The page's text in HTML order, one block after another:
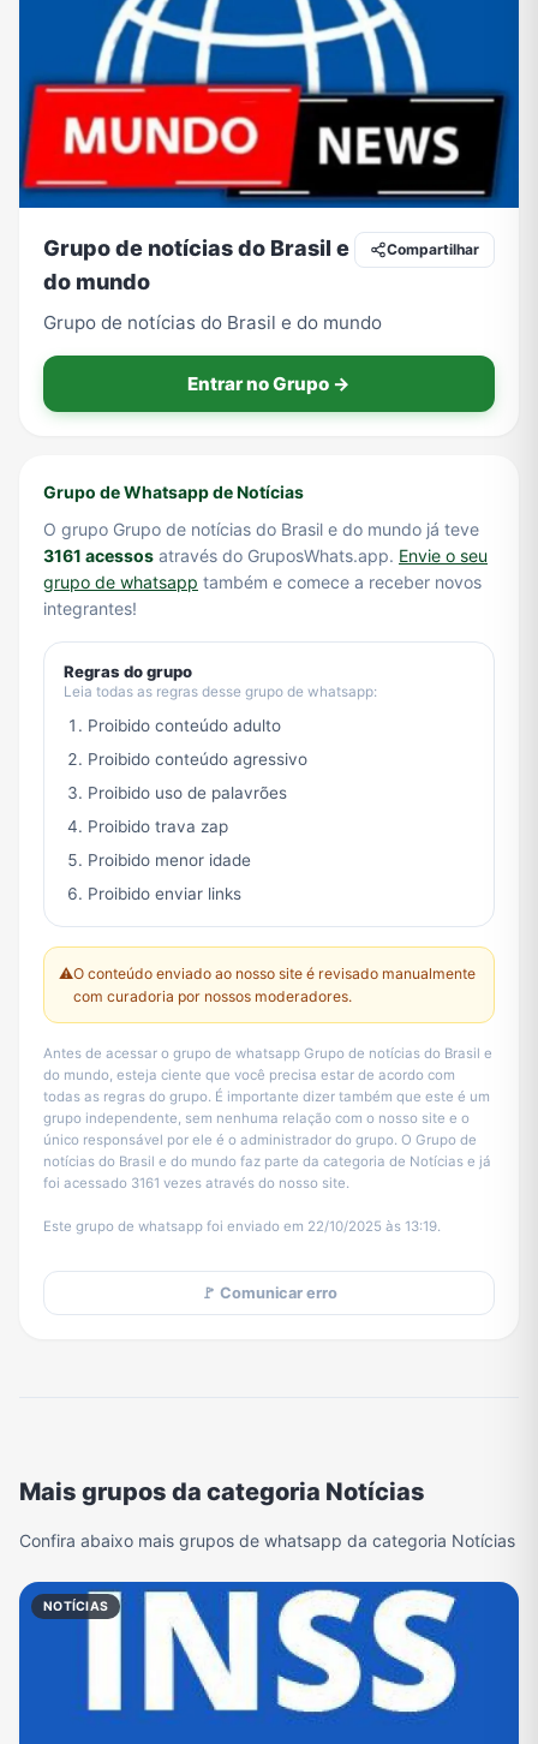
Outros Política
Receitas Redes Sociais Religião Shitpost
Vídeos
Grupo de notícias do Brasil e
do mundo
Compartilhar
Grupo de notícias do Brasil e do mundo
Entrar no Grupo →
Grupo de Whatsapp de Notícias
O grupo Grupo de notícias do Brasil e do mundo já teve
3161 acessos através do GruposWhats.app. Envie o seu
grupo de whatsapp também e comece a receber novos
integrantes!
Regras do grupo
Leia todas as regras desse grupo de whatsapp:
Proibido conteúdo adulto
Proibido conteúdo agressivo
Proibido uso de palavrões
Proibido trava zap
Proibido menor idade
Proibido enviar links
⚠️O conteúdo enviado ao nosso site é revisado manualmente
com curadoria por nossos moderadores.
Antes de acessar o grupo de whatsapp Grupo de notícias do Brasil e
do mundo, esteja ciente que você precisa estar de acordo com
todas as regras do grupo. É importante dizer também que este é um
grupo independente, sem nenhuma relação com o nosso site e o
único responsável por ele é o administrador do grupo. O Grupo de
notícias do Brasil e do mundo faz parte da categoria de Notícias e já
foi acessado 3161 vezes através do nosso site.
Este grupo de whatsapp foi enviado em 22/10/2025 às 13:19.
🚩 Comunicar erro
Mais grupos da categoria Notícias
Confira abaixo mais grupos de whatsapp da categoria Notícias
NOTÍCIAS